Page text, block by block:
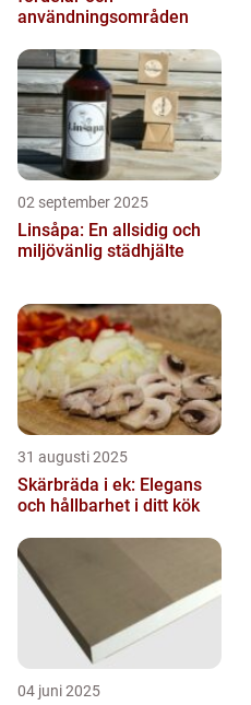
användningsområden
02 september 2025
Linsåpa: En allsidig och
miljövänlig städhjälte
31 augusti 2025
Skärbräda i ek: Elegans
och hållbarhet i ditt kök
04 juni 2025